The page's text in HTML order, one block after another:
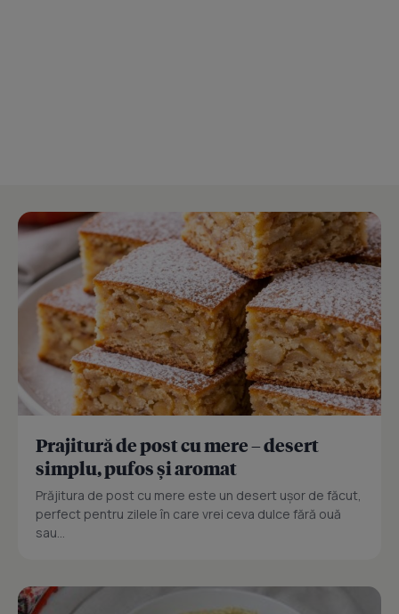
Prajitură de post cu mere – desert
simplu, pufos și aromat
Prăjitura de post cu mere este un desert ușor de făcut,
perfect pentru zilele în care vrei ceva dulce fără ouă
sau...